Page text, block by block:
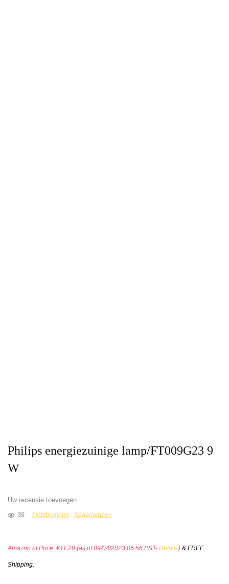
Philips energiezuinige lamp/FT009G23 9
W
Uw recensie toevoegen
39 Lichtbronnen Spaarlampen
Amazon.nl Price: €11.20 (as of 09/04/2023 05:56 PST- Details) & FREE
Shipping